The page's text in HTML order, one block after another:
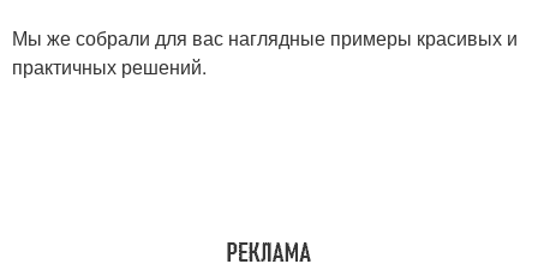
Мы же собрали для вас наглядные примеры красивых и
практичных решений.